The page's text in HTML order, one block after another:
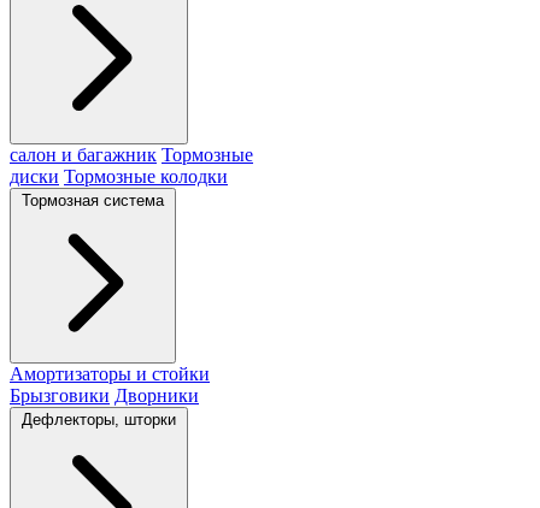
салон и багажник Тормозные
диски Тормозные колодки
Тормозная система
Амортизаторы и стойки
Брызговики Дворники
Дефлекторы, шторки